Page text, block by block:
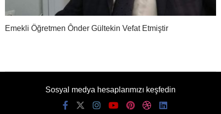
Emekli Öğretmen Ônder Gültekin Vefat Etmiştir
Sosyal medya hesaplarımızı keşfedin